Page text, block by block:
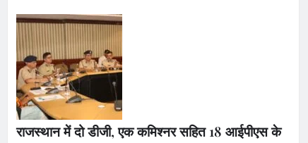
राजस्थान में दो डीजी, एक कमिश्नर सहित 18 आईपीएस के